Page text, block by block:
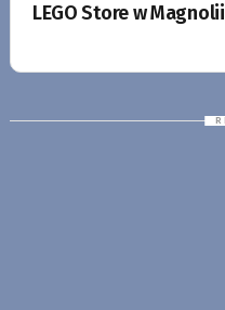
LEGO Store w Magnolii